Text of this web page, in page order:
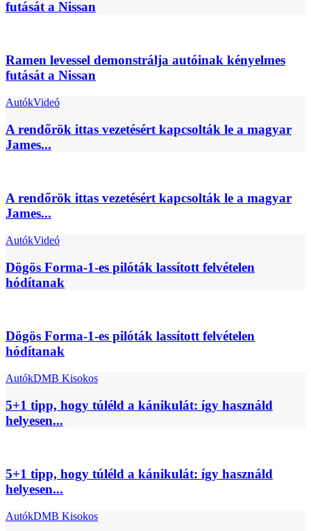
futását a Nissan
Ramen levessel demonstrálja autóinak kényelmes
futását a Nissan
AutókVideó
A rendőrök ittas vezetésért kapcsolták le a magyar
James...
A rendőrök ittas vezetésért kapcsolták le a magyar
James...
AutókVideó
Dögös Forma-1-es pilóták lassított felvételen
hódítanak
Dögös Forma-1-es pilóták lassított felvételen
hódítanak
AutókDMB Kisokos
5+1 tipp, hogy túléld a kánikulát: így használd
helyesen...
5+1 tipp, hogy túléld a kánikulát: így használd
helyesen...
AutókDMB Kisokos